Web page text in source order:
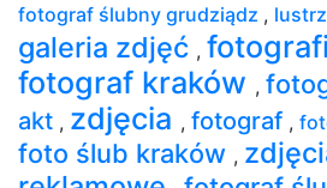
fotograf ślubny grudziądz ,
galeria zdjęć ,
fotograf kraków ,
akt , zdjęcia , fotograf ,
foto ślub kraków ,